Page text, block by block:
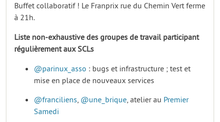
Buffet collaboratif ! Le Franprix rue du Chemin Vert ferme
à 21h.
Liste non-exhaustive des groupes de travail participant
régulièrement aux SCLs
@parinux_asso : bugs et infrastructure ; test et
mise en place de nouveaux services
@franciliens, @une_brique, atelier au Premier
Samedi